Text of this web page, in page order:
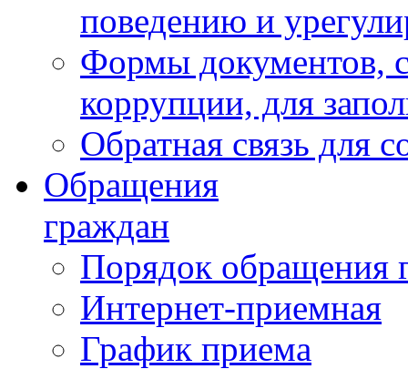
поведению и
Формы документов,
коррупции, для
Обратная связь для
Обращения
граждан
Порядок обращения
Интернет-приемная
График приема